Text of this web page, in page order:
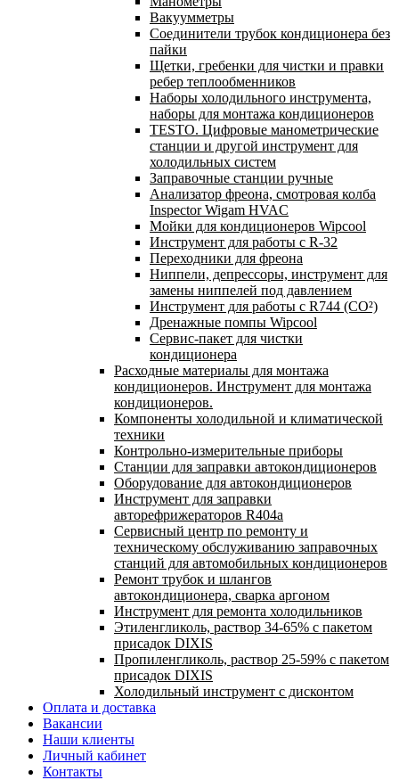
Вакуумметры
Соединители трубок кондиционера без
пайки
Щетки, гребенки для чистки и правки
ребер теплообменников
Наборы холодильного инструмента,
наборы для монтажа кондиционеров
TESTO. Цифровые манометрические
станции и другой инструмент для
холодильных систем
Заправочные станции ручные
Анализатор фреона, смотровая колба
Inspector Wigam HVAC
Мойки для кондиционеров Wipcool
Инструмент для работы с R-32
Переходники для фреона
Ниппели, депрессоры, инструмент для
замены ниппелей под давлением
Инструмент для работы с R744 (CO²)
Дренажные помпы Wipcool
Сервис-пакет для чистки
кондиционера
Расходные материалы для монтажа
кондиционеров. Инструмент для монтажа
кондиционеров.
Компоненты холодильной и климатической
техники
Контрольно-измерительные приборы
Станции для заправки автокондиционеров
Оборудование для автокондиционеров
Инструмент для заправки
авторефрижераторов R404a
Сервисный центр по ремонту и
техническому обслуживанию заправочных
станций для автомобильных кондиционеров
Ремонт трубок и шлангов
автокондиционера, сварка аргоном
Инструмент для ремонта холодильников
Этиленгликоль, раствор 34-65% с пакетом
присадок DIXIS
Пропиленгликоль, раствор 25-59% с пакетом
присадок DIXIS
Холодильный инструмент с дисконтом
Оплата и доставка
Вакансии
Наши клиенты
Личный кабинет
Контакты